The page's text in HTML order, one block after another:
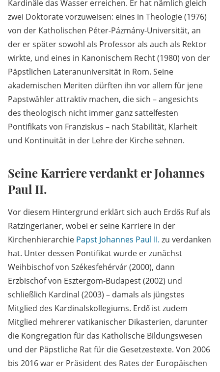
Kardinäle das Wasser erreichen. Er hat nämlich gleich
zwei Doktorate vorzuweisen: eines in Theologie (1976)
von der Katholischen Péter-Pázmány-Universität, an
der er später sowohl als Professor als auch als Rektor
wirkte, und eines in Kanonischem Recht (1980) von der
Päpstlichen Lateranuniversität in Rom. Seine
akademischen Meriten dürften ihn vor allem für jene
Papstwähler attraktiv machen, die sich – angesichts
des theologisch nicht immer ganz sattelfesten
Pontifikats von Franziskus – nach Stabilität, Klarheit
und Kontinuität in der Lehre der Kirche sehnen.
Seine Karriere verdankt er Johannes
Paul II.
Vor diesem Hintergrund erklärt sich auch Erdős Ruf als
Ratzingerianer, wobei er seine Karriere in der
Kirchenhierarchie Papst Johannes Paul II. zu verdanken
hat. Unter dessen Pontifikat wurde er zunächst
Weihbischof von Székesfehérvár (2000), dann
Erzbischof von Esztergom-Budapest (2002) und
schließlich Kardinal (2003) – damals als jüngstes
Mitglied des Kardinalskollegiums. Erdő ist zudem
Mitglied mehrerer vatikanischer Dikasterien, darunter
die Kongregation für das Katholische Bildungswesen
und der Päpstliche Rat für die Gesetzestexte. Von 2006
bis 2016 war er Präsident des Rates der Europäischen